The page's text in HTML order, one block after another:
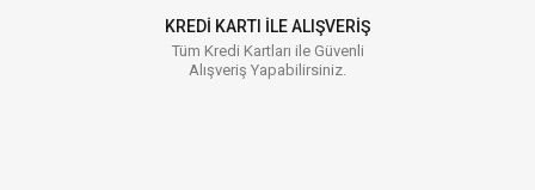
KREDİ KARTI İLE ALIŞVERİŞ
Tüm Kredi Kartları ile Güvenli
Alışveriş Yapabilirsiniz.